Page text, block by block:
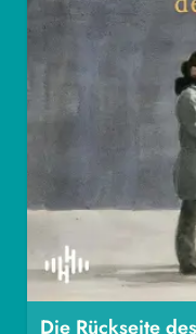
Die Rückseite